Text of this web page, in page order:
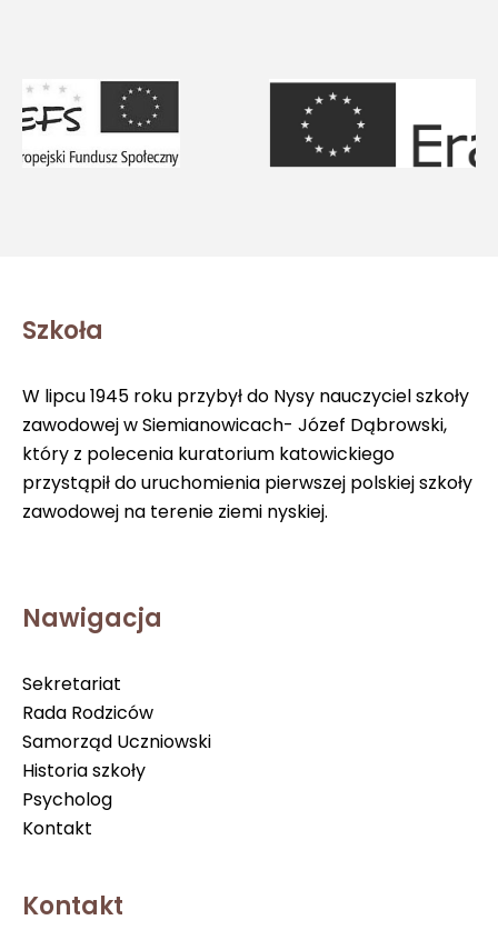
Szkoła
W lipcu 1945 roku przybył do Nysy nauczyciel szkoły
zawodowej w Siemianowicach- Józef Dąbrowski,
który z polecenia kuratorium katowickiego
przystąpił do uruchomienia pierwszej polskiej szkoły
zawodowej na terenie ziemi nyskiej.
Nawigacja
Sekretariat
Rada Rodziców
Samorząd Uczniowski
Historia szkoły
Psycholog
Kontakt
Kontakt